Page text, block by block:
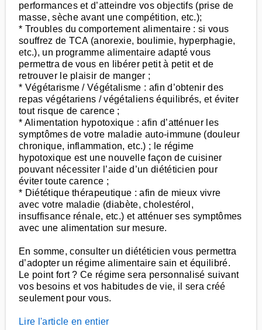
performances et d’atteindre vos objectifs (prise de
masse, sèche avant une compétition, etc.);
* Troubles du comportement alimentaire : si vous
souffrez de TCA (anorexie, boulimie, hyperphagie,
etc.), un programme alimentaire adapté vous
permettra de vous en libérer petit à petit et de
retrouver le plaisir de manger ;
* Végétarisme / Végétalisme : afin d’obtenir des
repas végétariens / végétaliens équilibrés, et éviter
tout risque de carence ;
* Alimentation hypotoxique : afin d’atténuer les
symptômes de votre maladie auto-immune (douleur
chronique, inflammation, etc.) ; le régime
hypotoxique est une nouvelle façon de cuisiner
pouvant nécessiter l’aide d’un diététicien pour
éviter toute carence ;
* Diététique thérapeutique : afin de mieux vivre
avec votre maladie (diabète, cholestérol,
insuffisance rénale, etc.) et atténuer ses symptômes
avec une alimentation sur mesure.
En somme, consulter un diététicien vous permettra
d’adopter un régime alimentaire sain et équilibré.
Le point fort ? Ce régime sera personnalisé suivant
vos besoins et vos habitudes de vie, il sera créé
seulement pour vous.
Lire l'article en entier